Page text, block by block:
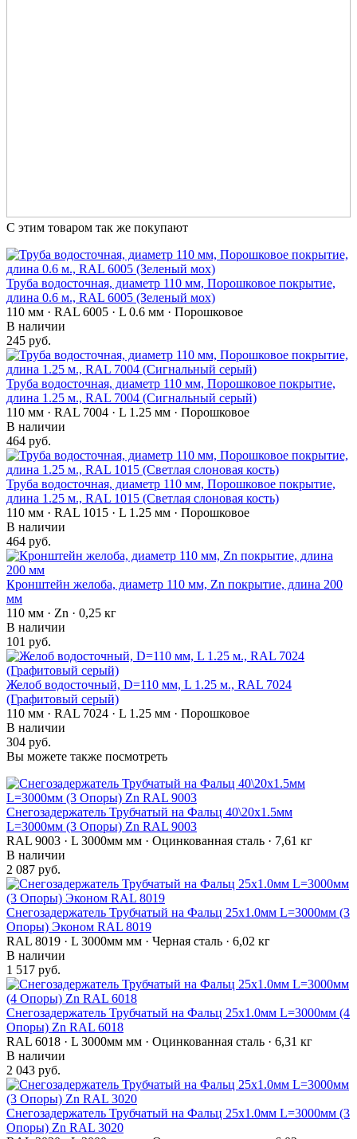
С этим товаром так же покупают
Труба водосточная, диаметр 110 мм, Порошковое покрытие,
длина 0.6 м., RAL 6005 (Зеленый мох)
110 мм · RAL 6005 · L 0.6 мм · Порошковое
В наличии
245 руб.
Труба водосточная, диаметр 110 мм, Порошковое покрытие,
длина 1.25 м., RAL 7004 (Сигнальный серый)
110 мм · RAL 7004 · L 1.25 мм · Порошковое
В наличии
464 руб.
Труба водосточная, диаметр 110 мм, Порошковое покрытие,
длина 1.25 м., RAL 1015 (Светлая слоновая кость)
110 мм · RAL 1015 · L 1.25 мм · Порошковое
В наличии
464 руб.
Кронштейн желоба, диаметр 110 мм, Zn покрытие, длина 200
мм
110 мм · Zn · 0,25 кг
В наличии
101 руб.
Желоб водосточный, D=110 мм, L 1.25 м., RAL 7024
(Графитовый серый)
110 мм · RAL 7024 · L 1.25 мм · Порошковое
В наличии
304 руб.
Вы можете также посмотреть
Снегозадержатель Трубчатый на Фальц 40\20х1.5мм
L=3000мм (3 Опоры) Zn RAL 9003
RAL 9003 · L 3000мм мм · Оцинкованная сталь · 7,61 кг
В наличии
2 087 руб.
Снегозадержатель Трубчатый на Фальц 25х1.0мм L=3000мм (3
Опоры) Эконом RAL 8019
RAL 8019 · L 3000мм мм · Черная сталь · 6,02 кг
В наличии
1 517 руб.
Снегозадержатель Трубчатый на Фальц 25х1.0мм L=3000мм (4
Опоры) Zn RAL 6018
RAL 6018 · L 3000мм мм · Оцинкованная сталь · 6,31 кг
В наличии
2 043 руб.
Снегозадержатель Трубчатый на Фальц 25х1.0мм L=3000мм (3
Опоры) Zn RAL 3020